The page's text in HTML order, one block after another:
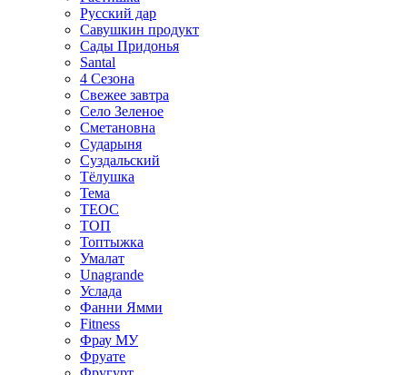
Русский дар
Савушкин продукт
Сады Придонья
Santal
4 Сезона
Свежее завтра
Село Зеленое
Сметановна
Сударыня
Суздальский
Тёлушка
Тема
ТЕОС
ТОП
Топтыжка
Умалат
Unagrande
Услада
Фанни Ямми
Fitness
Фрау МУ
Фруате